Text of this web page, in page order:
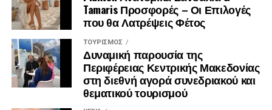
Tamaris Προσφορές – Οι Επιλογές
που θα Λατρέψεις Φέτος
ΤΟΥΡΙΣΜΌΣ
Δυναμική παρουσία της
Περιφέρειας Κεντρικής Μακεδονίας
στη διεθνή αγορά συνεδριακού και
θεματικού τουρισμού